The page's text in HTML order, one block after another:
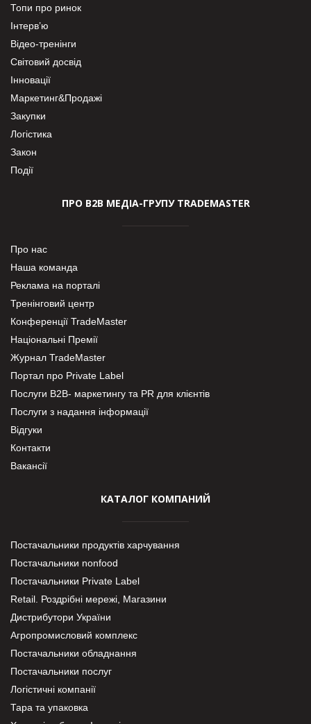
Топи про ринок
Інтерв’ю
Відео-тренінги
Світовий досвід
Інновації
Маркетинг&Продажі
Закупки
Логістика
Закон
Події
ПРО В2В МЕДІА-ГРУПУ TRADEMASTER
Про нас
Наша команда
Реклама на порталі
Тренінговий центр
Конференції TradeMaster
Національні Премії
Журнал TradeMaster
Портал про Private Label
Послуги В2В- маркетингу та PR для клієнтів
Послуги з надання інформації
Відгуки
Контакти
Вакансії
КАТАЛОГ КОМПАНИЙ
Постачальники продуктів харчування
Постачальники nonfood
Постачальники Private Label
Retail. Роздрібні мережі, Магазини
Дистрибутори України
Агропромисловий комплекс
Постачальники обладнання
Постачальники послуг
Логістичні компанії
Тара та упаковка